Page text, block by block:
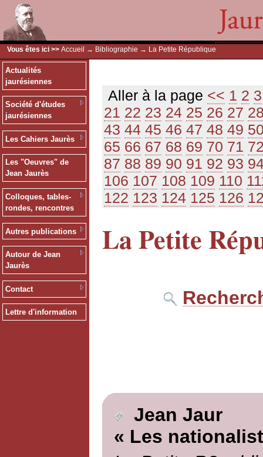
Vous êtes ici >> Accueil → Bibliographie → La Petite République
Actualités
jaurésiennes
Société d'études
jaurésiennes
Les Cahiers Jaurès
Les "Oeuvres" de
Jean Jaurès
Colloques, tables-
rondes, rencontres
Autres publications
Autour de Jean
Jaurès
Contact
Lettre d'information
Aller à la page << 1 2 3
21 22 23 24 25 26 27
43 44 45 46 47 48 49
65 66 67 68 69 70 71
87 88 89 90 91 92 93
106 107 108 109 110
122 123 124 125 126
La Petite
Jean Jaur
« Les